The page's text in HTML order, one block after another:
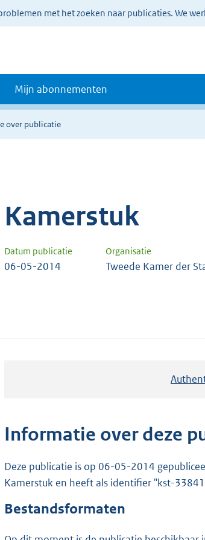
met het zoeken naar publicaties. We
Mijn abonnementen
over publicatie
Kamerstuk
Datum publicatie Organisatie
06-05-2014 Tweede Kamer der
Informatie over deze
Deze publicatie is op 06-05-2014
Kamerstuk en heeft als identifier "kst-
Bestandsformaten